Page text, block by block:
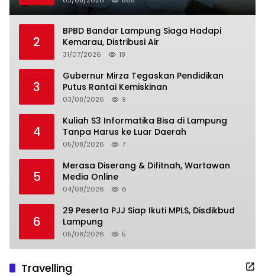
2
BPBD Bandar Lampung Siaga Hadapi
Kemarau, Distribusi Air
31/07/2026 18
3
Gubernur Mirza Tegaskan Pendidikan
Putus Rantai Kemiskinan
03/08/2026 9
4
Kuliah S3 Informatika Bisa di Lampung
Tanpa Harus ke Luar Daerah
05/08/2026 7
5
Merasa Diserang & Difitnah, Wartawan
Media Online
04/08/2026 6
6
29 Peserta PJJ Siap Ikuti MPLS, Disdikbud
Lampung
05/08/2026 5
Travelling